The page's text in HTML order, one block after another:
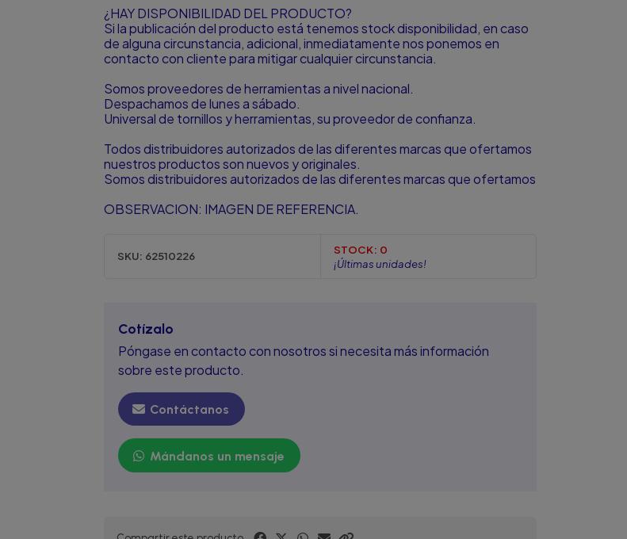
¿HAY DISPONIBILIDAD DEL PRODUCTO?
Si la publicación del producto está tenemos stock disponibilidad, en caso
de alguna circunstancia, adicional, inmediatamente nos ponemos en
contacto con cliente para mitigar cualquier circunstancia.
Somos proveedores de herramientas a nivel nacional.
Despachamos de lunes a sábado.
Universal de tornillos y herramientas, su proveedor de confianza.
Todos distribuidores autorizados de las diferentes marcas que ofertamos
nuestros productos son nuevos y originales.
Somos distribuidores autorizados de las diferentes marcas que ofertamos
OBSERVACION: IMAGEN DE REFERENCIA.
SKU: 62510226 STOCK: 0
¡Últimas unidades!
Cotízalo
Póngase en contacto con nosotros si necesita más información
sobre este producto.
Contáctanos
Mándanos un mensaje